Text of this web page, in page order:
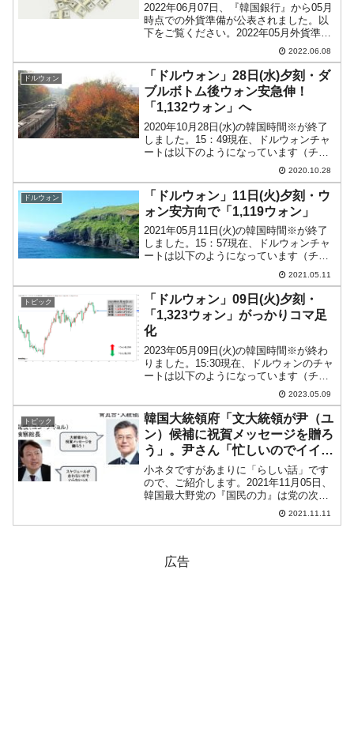
2022年06月07日、『韓国銀行』から05月
時点での外貨準備が公表されました。以
下をご覧ください。2022年05月外貨準備
高：4,477億ドル(約59兆3,919億円)※(前
月比：-16億ドル)＜＜内訳＞＞
⇒Securities 4,01...
2022.06.08
ドルウォン
「ドルウォン」28日(水)夕刻・ダ
ブルボトム後ウォン安急伸！
「1,132ウォン」へ
2020年10月28日(水)の韓国時間※が終了
しました。15：49現在、ドルウォンチャ
ートは以下のようになっています（チャ
ートは『Investing.com』より引用：以下
同）。陽線転換してウォン安方向に向か
っています。とりあえず「1ドル＝...
2020.10.28
ドルウォン
「ドルウォン」11日(火)夕刻・ウ
ォン安方向で「1,119ウォン」
2021年05月11日(火)の韓国時間※が終了
しました。15：57現在、ドルウォンチャ
ートは以下のようになっています（チャ
ートは『Investing.com』より引用：以下
同）。まだ一応陽線でウォン安方向です
が、頭を押さえられており、これ以...
2021.05.11
トピック
「ドルウォン」09日(火)夕刻・
「1,323ウォン」がっかりコマ足
化
2023年05月09日(火)の韓国時間※が終わ
りました。15:30現在、ドルウォンのチャ
ートは以下のようになっています（チャ
ートは『Investing.com』より引用）。残
念ながらコマ足になってしまいました。
現在のところ「1ドル＝1,32...
2023.05.09
トピック
韓国大統領府「文大統領が尹（ユ
ン）候補に祝賀メッセージを贈ろ
う」。尹さん「忙しいのでイイで
す」
小ネタですがあまりに「らしい話」です
ので、ご紹介します。2021年11月05日、
韓国最大野党の『国民の力』は党の次期
大統領候補として尹錫悦（ユン・ソギョ
ル）前検察総長を選出。尹さんは、この
2021.11.11
広告